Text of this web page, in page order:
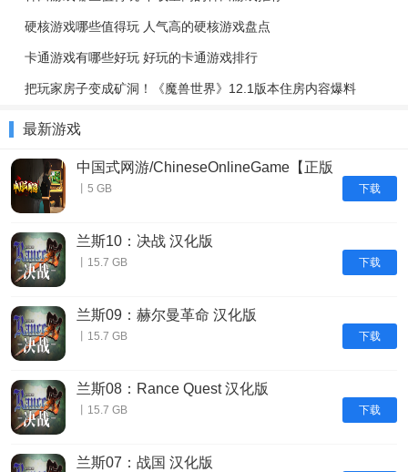
硬核游戏哪些值得玩 人气高的硬核游戏盘点
卡通游戏有哪些好玩 好玩的卡通游戏排行
把玩家房子变成矿洞！《魔兽世界》12.1版本住房内容爆料
最新游戏
下载
中国式网游/ChineseOnlineGame【正版
账号】
丨5 GB
下载
兰斯10：决战 汉化版
丨15.7 GB
下载
兰斯09：赫尔曼革命 汉化版
丨15.7 GB
下载
兰斯08：Rance Quest 汉化版
丨15.7 GB
兰斯07：战国 汉化版